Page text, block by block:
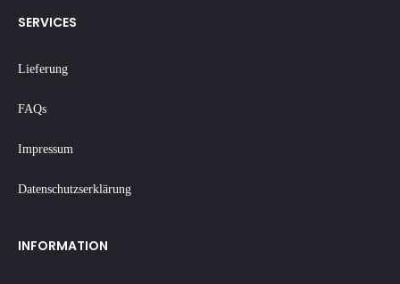
SERVICES
Lieferung
FAQs
Impressum
Datenschutzserklärung
INFORMATION